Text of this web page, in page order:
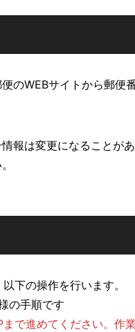
のWEBサイトから郵便
報は変更になることがあ
下の操作を行います。
の手順です
で進めてください。作